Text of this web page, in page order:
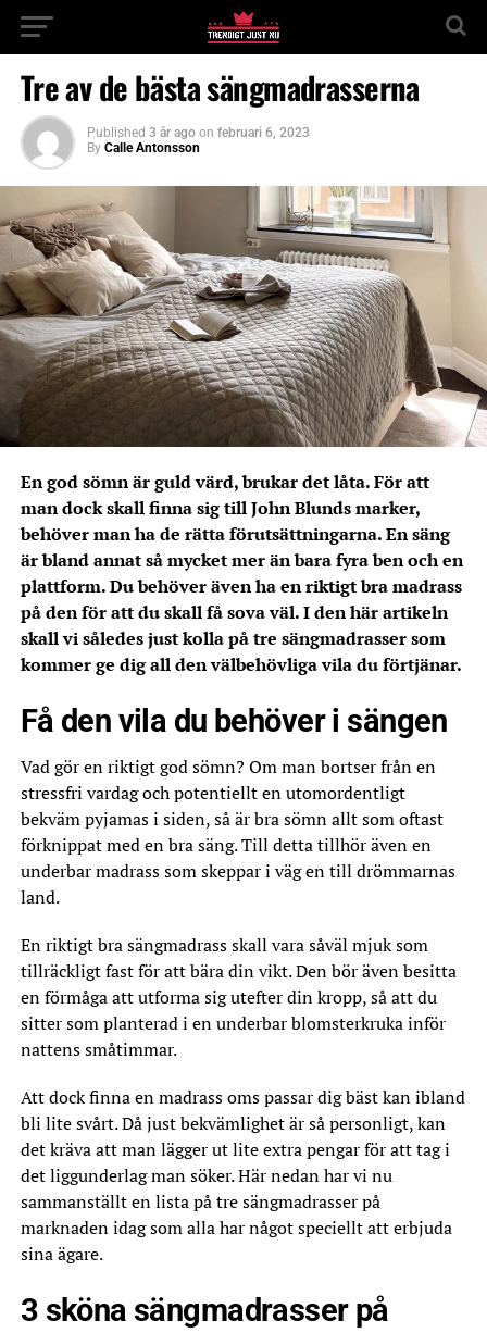
Tre av de bästa sängmadrasserna
Published 3 år ago on februari 6, 2023
By Calle Antonsson
En god sömn är guld värd, brukar det låta. För att
man dock skall finna sig till John Blunds marker,
behöver man ha de rätta förutsättningarna. En säng
är bland annat så mycket mer än bara fyra ben och en
plattform. Du behöver även ha en riktigt bra madrass
på den för att du skall få sova väl. I den här artikeln
skall vi således just kolla på tre sängmadrasser som
kommer ge dig all den välbehövliga vila du förtjänar.
Få den vila du behöver i sängen
Vad gör en riktigt god sömn? Om man bortser från en
stressfri vardag och potentiellt en utomordentligt
bekväm pyjamas i siden, så är bra sömn allt som oftast
förknippat med en bra säng. Till detta tillhör även en
underbar madrass som skeppar i väg en till drömmarnas
land.
En riktigt bra sängmadrass skall vara såväl mjuk som
tillräckligt fast för att bära din vikt. Den bör även besitta
en förmåga att utforma sig utefter din kropp, så att du
sitter som planterad i en underbar blomsterkruka inför
nattens småtimmar.
Att dock finna en madrass oms passar dig bäst kan ibland
bli lite svårt. Då just bekvämlighet är så personligt, kan
det kräva att man lägger ut lite extra pengar för att tag i
det liggunderlag man söker. Här nedan har vi nu
sammanställt en lista på tre sängmadrasser på
marknaden idag som alla har något speciellt att erbjuda
sina ägare.
3 sköna sängmadrasser på